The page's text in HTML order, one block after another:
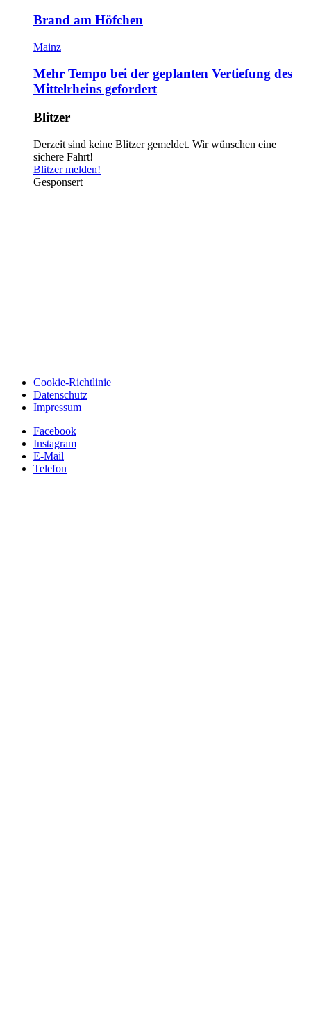
Brand am Höfchen
Mainz
Mehr Tempo bei der geplanten Vertiefung des
Mittelrheins gefordert
Blitzer
Derzeit sind keine Blitzer gemeldet. Wir wünschen eine
sichere Fahrt!
Blitzer melden!
Gesponsert
Cookie-Richtlinie
Datenschutz
Impressum
Facebook
Instagram
E-Mail
Telefon